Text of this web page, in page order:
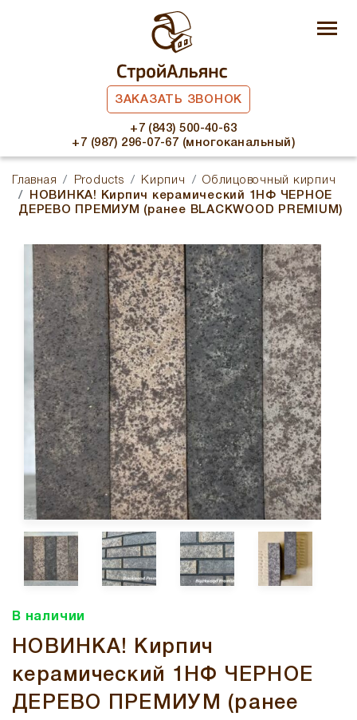
ЗАКАЗАТЬ ЗВОНОК
+7 (843) 500-40-63
+7 (987) 296-07-67 (многоканальный)
Главная Products Кирпич
Облицовочный кирпич
НОВИНКА! Кирпич керамический 1НФ ЧЕРНОЕ
ДЕРЕВО ПРЕМИУМ (ранее BLACKWOOD PREMIUM)
В наличии
НОВИНКА! Кирпич
керамический 1НФ ЧЕРНОЕ
ДЕРЕВО ПРЕМИУМ (ранее